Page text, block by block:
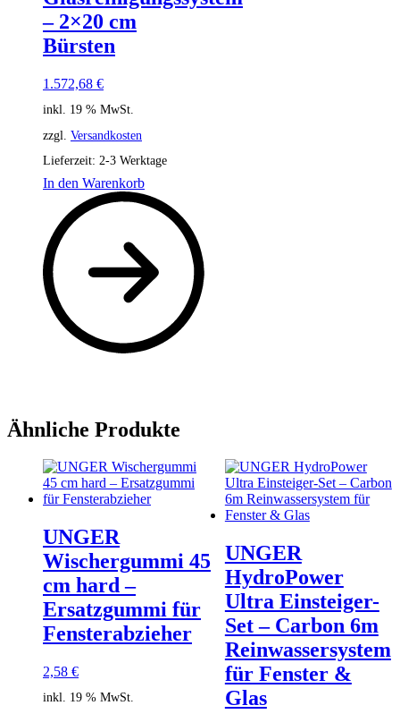
– 2×20 cm
Bürsten
1.572,68 €
inkl. 19 % MwSt.
zzgl. Versandkosten
Lieferzeit: 2-3 Werktage
In den Warenkorb
Ähnliche Produkte
UNGER
Wischergummi 45
cm hard –
Ersatzgummi für
Fensterabzieher
2,58 €
inkl. 19 % MwSt.
UNGER
HydroPower
Ultra Einsteiger-
Set – Carbon 6m
Reinwassersystem
für Fenster &
Glas